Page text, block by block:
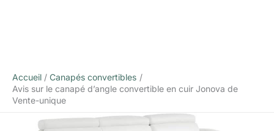
Accueil
Canapés convertibles
Avis sur le canapé d’angle convertible en cuir Jonova de
Vente-unique